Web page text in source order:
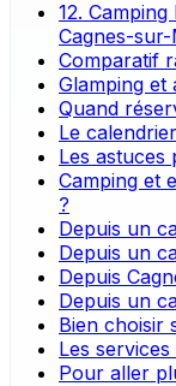
12.
Cagnes-
Comparatif
Glamping et
Quand
Le
Les
Camping et
?
Depuis un
Depuis un
Depuis
Depuis un
Bien choisir
Les
Pour aller